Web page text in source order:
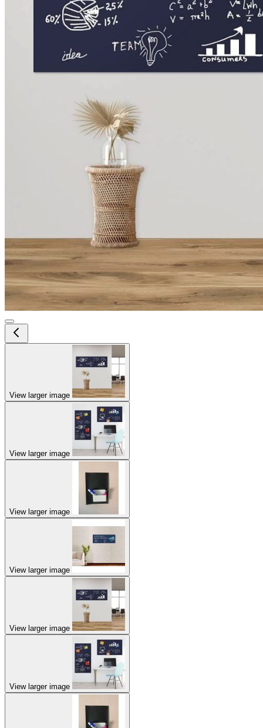
View larger image
View larger image
View larger image
View larger image
View larger image
View larger image